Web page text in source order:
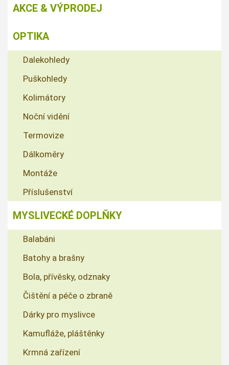
AKCE & VÝPRODEJ
OPTIKA
Dalekohledy
Puškohledy
Kolimátory
Noční vidění
Termovize
Dálkoměry
Montáže
Příslušenství
MYSLIVECKÉ DOPLŇKY
Balabáni
Batohy a brašny
Bola, přívěsky, odznaky
Čištění a péče o zbraně
Dárky pro myslivce
Kamufláže, pláštěnky
Krmná zařízení